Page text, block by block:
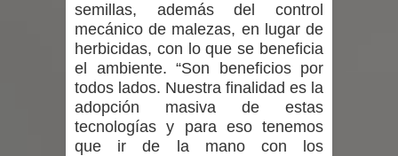
Colegio El Boldo
Municipalidad de Curicó inició
proceso de vacunación escolar
semillas, además del control
mecánico de malezas, en lugar de
herbicidas, con lo que se beneficia
el ambiente. “Son beneficios por
todos lados. Nuestra finalidad es la
adopción masiva de estas
tecnologías y para eso tenemos
que ir de la mano con los